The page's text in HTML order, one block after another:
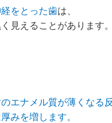
をとった歯は、
見えることがあります。
エナメル質が薄くなる反
みを増します。